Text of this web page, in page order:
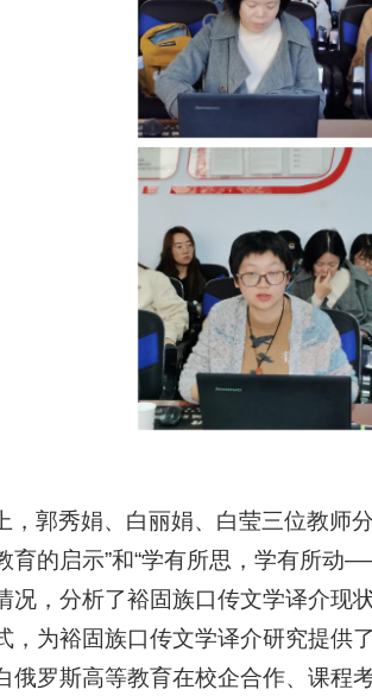
，郭秀娟、白丽娟、白莹三位教师
育的启示”和“学有所思，学有所
况，分析了裕固族口传文学译介现
，为裕固族口传文学译介研究提供
俄罗斯高等教育在校企合作、课程